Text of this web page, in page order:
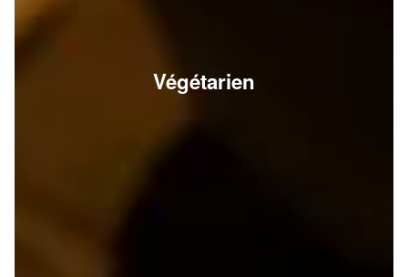
Végétarien